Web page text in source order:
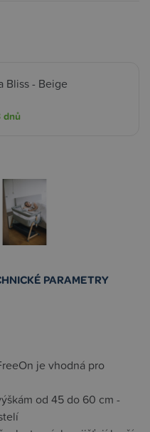
Bliss - Beige
dnů
PARAMETRY
je vhodná pro
od 45 do 60 cm -